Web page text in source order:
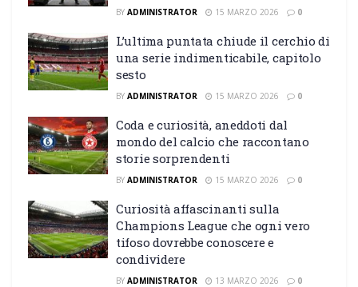
BY ADMINISTRATOR 15 MARZO 2026 0
L’ultima puntata chiude il cerchio di
una serie indimenticabile, capitolo
sesto
BY ADMINISTRATOR 15 MARZO 2026 0
Coda e curiosità, aneddoti dal
mondo del calcio che raccontano
storie sorprendenti
BY ADMINISTRATOR 15 MARZO 2026 0
Curiosità affascinanti sulla
Champions League che ogni vero
tifoso dovrebbe conoscere e
condividere
BY ADMINISTRATOR 13 MARZO 2026 0